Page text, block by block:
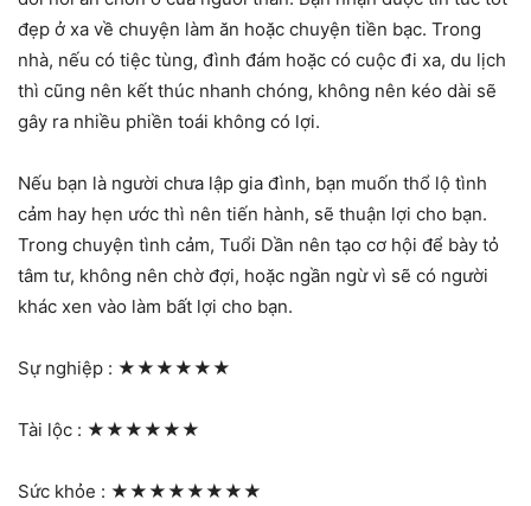
đẹp ở xa về chuyện làm ăn hoặc chuyện tiền bạc. Trong
nhà, nếu có tiệc tùng, đình đám hoặc có cuộc đi xa, du lịch
thì cũng nên kết thúc nhanh chóng, không nên kéo dài sẽ
gây ra nhiều phiền toái không có lợi.
Nếu bạn là người chưa lập gia đình, bạn muốn thổ lộ tình
cảm hay hẹn ước thì nên tiến hành, sẽ thuận lợi cho bạn.
Trong chuyện tình cảm, Tuổi Dần nên tạo cơ hội để bày tỏ
tâm tư, không nên chờ đợi, hoặc ngần ngừ vì sẽ có người
khác xen vào làm bất lợi cho bạn.
Sự nghiệp : ★★★★★★
Tài lộc : ★★★★★★
Sức khỏe : ★★★★★★★★